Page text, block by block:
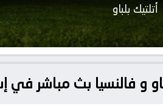
أتلتيك بلباو
و فالنسيا بث مباشر في